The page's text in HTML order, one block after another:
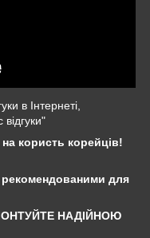
в Інтернеті,
користь корейців!
рекомендованими для
НАДІЙНОЮ